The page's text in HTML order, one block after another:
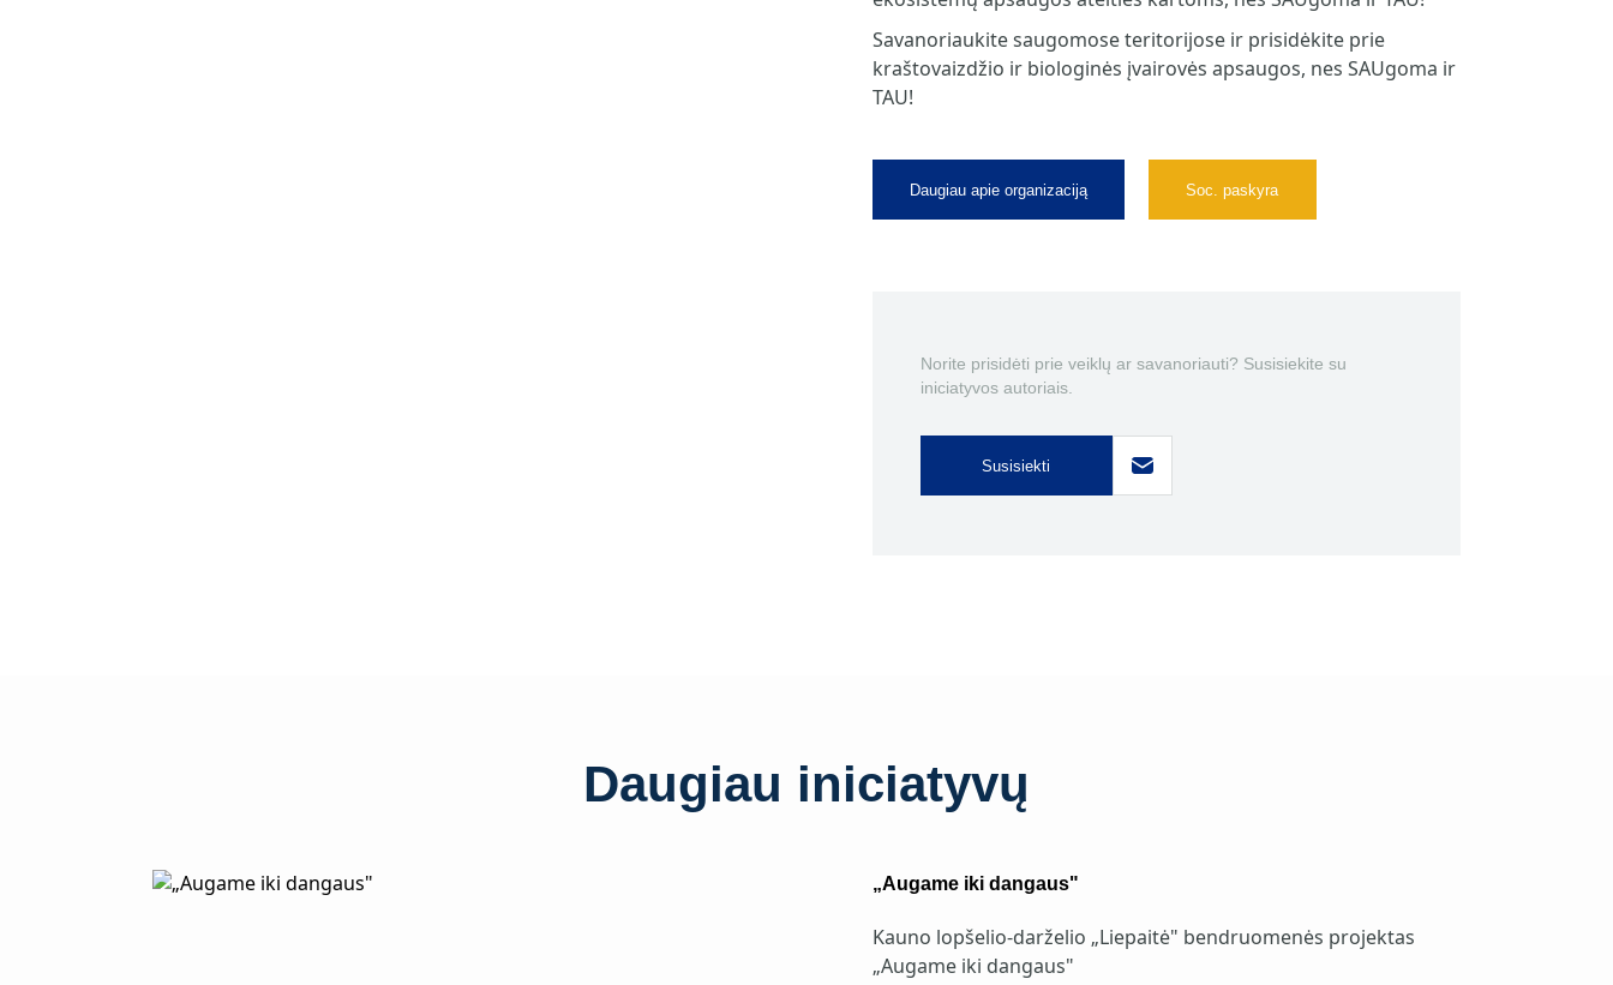
Savanoriaukite saugomose teritorijose ir prisidėkite prie
kraštovaizdžio ir biologinės įvairovės apsaugos, nes SAUgoma ir
TAU!
Daugiau apie organizaciją Soc. paskyra
Norite prisidėti prie veiklų ar savanoriauti? Susisiekite su
iniciatyvos autoriais.
Susisiekti
Daugiau iniciatyvų
„Augame iki dangaus"
Kauno lopšelio-darželio „Liepaitė" bendruomenės projektas
„Augame iki dangaus"